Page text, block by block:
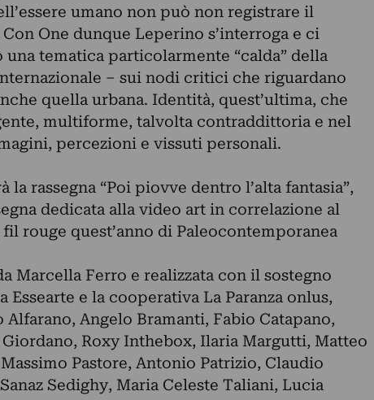
umano non può non registrare il
One dunque Leperino s’interroga e ci
tematica particolarmente “calda” della
– sui nodi critici che riguardano
quella urbana. Identità, quest’ultima, che
multiforme, talvolta contraddittoria e nel
percezioni e vissuti personali.
la rassegna “Poi piovve dentro l’alta fantasia”,
dedicata alla video art in correlazione al
rouge quest’anno di Paleocontemporanea
Marcella Ferro e realizzata con il sostegno
Essearte e la cooperativa La Paranza onlus,
Angelo Bramanti, Fabio Catapano,
Roxy Inthebox, Ilaria Margutti, Matteo
Pastore, Antonio Patrizio, Claudio
Sedighy, Maria Celeste Taliani, Lucia